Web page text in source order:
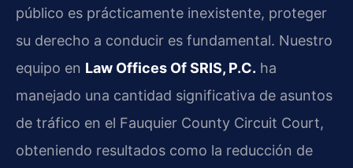
público es prácticamente inexistente, proteger
su derecho a conducir es fundamental. Nuestro
equipo en Law Offices Of SRIS, P.C. ha
manejado una cantidad significativa de asuntos
de tráfico en el Fauquier County Circuit Court,
obteniendo resultados como la reducción de